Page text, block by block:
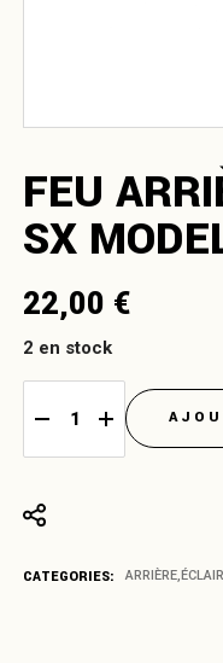
FEU
SX
22,00 €
2 en stock
Feu arrière complet SX
CATEGORIES: ARRIÈRE,